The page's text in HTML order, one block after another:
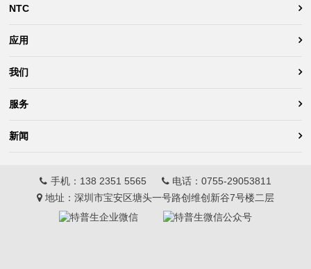
NTC
应用
我们
服务
新闻
手机： 138 2351 5565 电话： 0755-29053811
地址：深圳市宝安区塘头一号路创维创新谷7号楼二层